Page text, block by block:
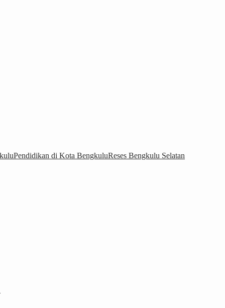
Pendidikan di Kota BengkuluReses Bengkulu Selatan